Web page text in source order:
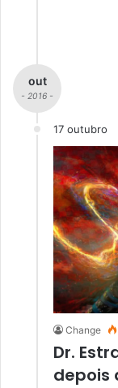
out
- 2016 -
17 outubro
Change
Dr.
depois